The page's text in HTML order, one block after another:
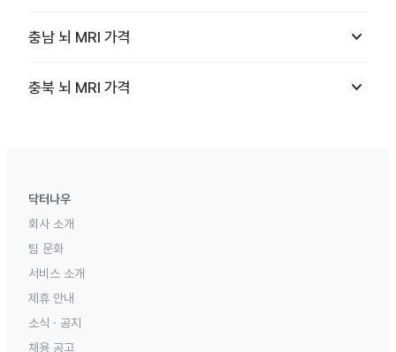
충남 뇌 MRI 가격 keyboard_arrow_down
충북 뇌 MRI 가격 keyboard_arrow_down
닥터나우
회사 소개
팀 문화
서비스 소개
제휴 안내
소식 · 공지
채용 공고